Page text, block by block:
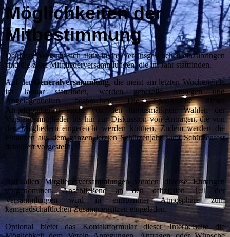
Möglichkeiten der
Mitbestimmung
Der beste Weg um sich aktiv in das Vereinsgeschehen einzubringen
sind die zwei Mitgliederversammlungen, die im Jahr stattfinden.
Auf derGeneralversammlung, die meist am letzten Wochenende
im Januar stattfindet, werden generelle Anliegen und
Angelegenheiten besprochen. Die Spannbreite dieser
Angelegenheiten reicht von den turnusmäßigen Wahlen der
Vorstandsmitglieder bis hin zur Diskussion von Anträgen, die von
den Mitgliedern eingereicht werden können. Zudem werden die
Finanzen aus dem ganzen letzten Schützenjahr samt Schützenfest
detailliert vorgestellt.
Auf allen Mitgliederversammlungen werden diverse Ehrungen
vorgenommen. Anschließend an den offiziellen Teil der
Versammlungen wird in entspannter Atmosphäre zum
kameradschaftlichen Zusammensitzen eingeladen.
Optional bietet das Kontaktformular dieser Internetseite die